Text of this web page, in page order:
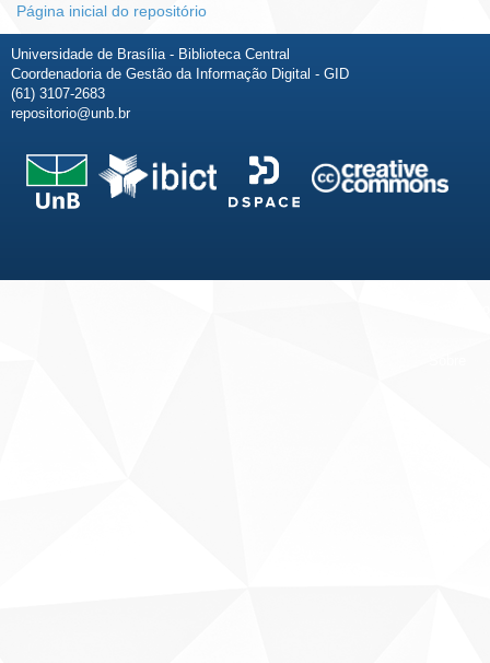
Página inicial do repositório
Universidade de Brasília - Biblioteca Central
Coordenadoria de Gestão da Informação Digital - GID
(61) 3107-2683
repositorio@unb.br